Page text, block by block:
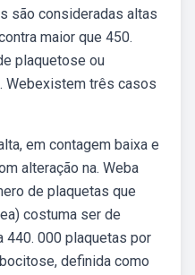
são consideradas altas
maior que 450.
plaquetose ou
Webexistem três casos
em contagem baixa e
alteração na. Weba
de plaquetas que
costuma ser de
440. 000 plaquetas por
definida como